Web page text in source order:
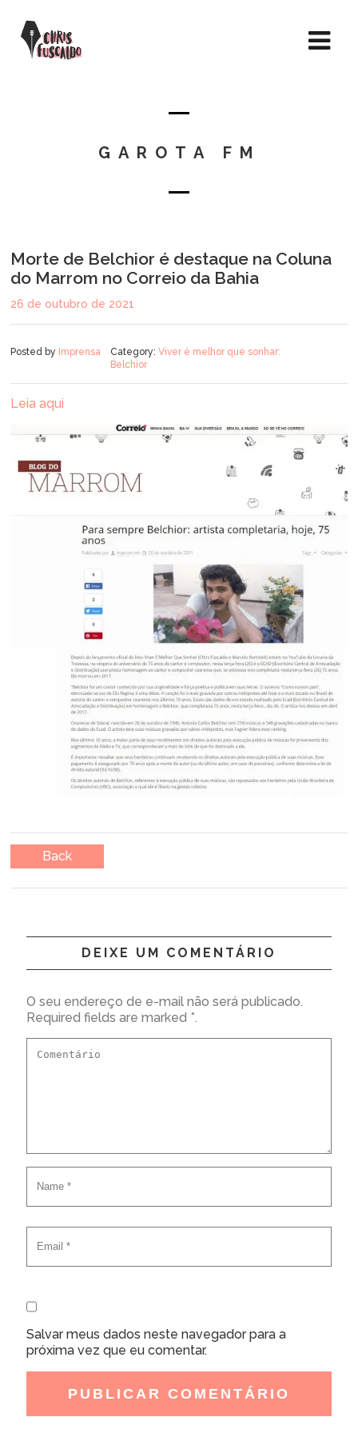
GAROTA FM
Morte de Belchior é destaque na Coluna
do Marrom no Correio da Bahia
26 de outubro de 2021
Posted by Imprensa Category: Viver é melhor que sonhar:
Belchior
Leia aqui
Back
DEIXE UM COMENTÁRIO
O seu endereço de e-mail não será publicado.
Required fields are marked *.
Salvar meus dados neste navegador para a
próxima vez que eu comentar.